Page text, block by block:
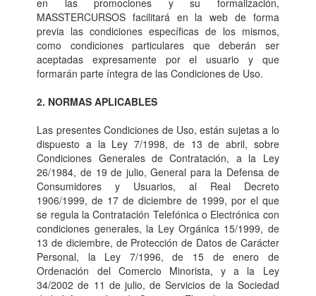
en las promociones y su formalización,
MASSTERCURSOS facilitará en la web de forma
previa las condiciones específicas de los mismos,
como condiciones particulares que deberán ser
aceptadas expresamente por el usuario y que
formarán parte íntegra de las Condiciones de Uso.
2. NORMAS APLICABLES
Las presentes Condiciones de Uso, están sujetas a lo
dispuesto a la Ley 7/1998, de 13 de abril, sobre
Condiciones Generales de Contratación, a la Ley
26/1984, de 19 de julio, General para la Defensa de
Consumidores y Usuarios, al Real Decreto
1906/1999, de 17 de diciembre de 1999, por el que
se regula la Contratación Telefónica o Electrónica con
condiciones generales, la Ley Orgánica 15/1999, de
13 de diciembre, de Protección de Datos de Carácter
Personal, la Ley 7/1996, de 15 de enero de
Ordenación del Comercio Minorista, y a la Ley
34/2002 de 11 de julio, de Servicios de la Sociedad